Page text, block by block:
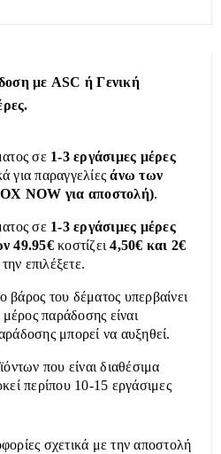
με ASC ή Γενική
σε 1-3 εργάσιμες μέρες
για παραγγελίεςάνω των
NOW για αποστολή).
σε 1-3 εργάσιμες μέρες
49.95€κοστίζει4,50€ και 2€
επιλέξετε.
βάρος του δέματος υπερβαίνει
παράδοσης είναι
μπορεί να αυξηθεί.
που είναι διαθέσιμα
περίπου 10-15 εργάσιμες
σχετικά με την αποστολή